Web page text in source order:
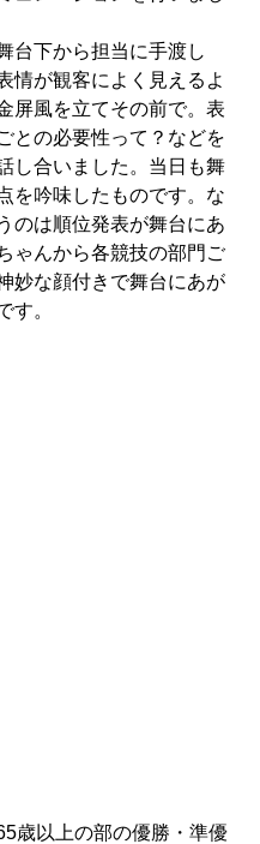
台下から担当に手渡し
情が観客によく見えるよ
屏風を立てその前で。表
との必要性って？などを
し合いました。当日も舞
を吟味したものです。な
のは順位発表が舞台にあ
ゃんから各競技の部門ご
妙な顔付きで舞台にあが
す。
歳以上の部の優勝・準優